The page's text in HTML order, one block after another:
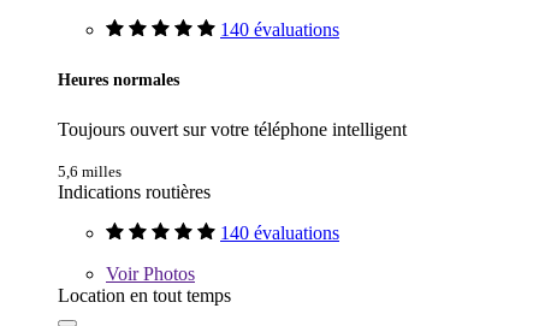
140 évaluations
Heures normales
Toujours ouvert sur votre téléphone intelligent
5,6 milles
Indications routières
140 évaluations
VoirPhotos
Location en tout temps